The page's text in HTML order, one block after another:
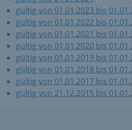
gültig von 01.01.2023 bis
gültig von 01.01.2022 bis
gültig von 01.01.2021 bis
gültig von 01.01.2020 bis
gültig von 01.01.2019 bis
gültig von 01.01.2018 bis
gültig von 01.01.2017 bis
gültig von 21.12.2015 bis